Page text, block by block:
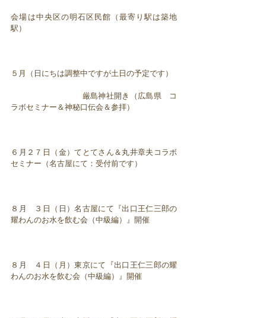
会場は中央区の明石区民館（最寄り駅は築地
駅）
５月（日にちは調整中ですが土日の予定です）
厳島神社開き（広島県 コ
ラボセミナー＆神秘口伝会＆参拝）
６月２７日（金）てとてさん＆丸井章夫コラボ
セミナー（名古屋にて：受付前です）
８月 ３日（日）名古屋にて『出口王仁三郎の
耀わんのお水を飲む会（中級編）』開催
８月 ４日（月）東京にて『出口王仁三郎の耀
わんのお水を飲む会（中級編）』開催